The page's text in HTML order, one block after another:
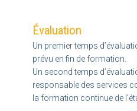
Évaluation
Un premier temps
prévu en fin de formation.
Un second temps
responsable des services
la formation continue de